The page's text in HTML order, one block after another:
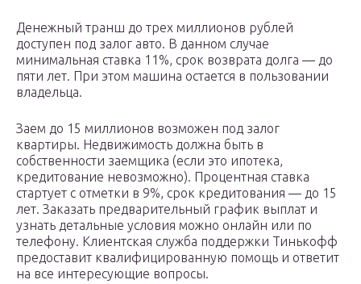
Денежный транш до трех миллионов рублей
доступен под залог авто. В данном случае
минимальная ставка 11%, срок возврата долга — до
пяти лет. При этом машина остается в пользовании
владельца.
Заем до 15 миллионов возможен под залог
квартиры. Недвижимость должна быть в
собственности заемщика (если это ипотека,
кредитование невозможно). Процентная ставка
стартует с отметки в 9%, срок кредитования — до 15
лет. Заказать предварительный график выплат и
узнать детальные условия можно онлайн или по
телефону. Клиентская служба поддержки Тинькофф
предоставит квалифицированную помощь и ответит
на все интересующие вопросы.